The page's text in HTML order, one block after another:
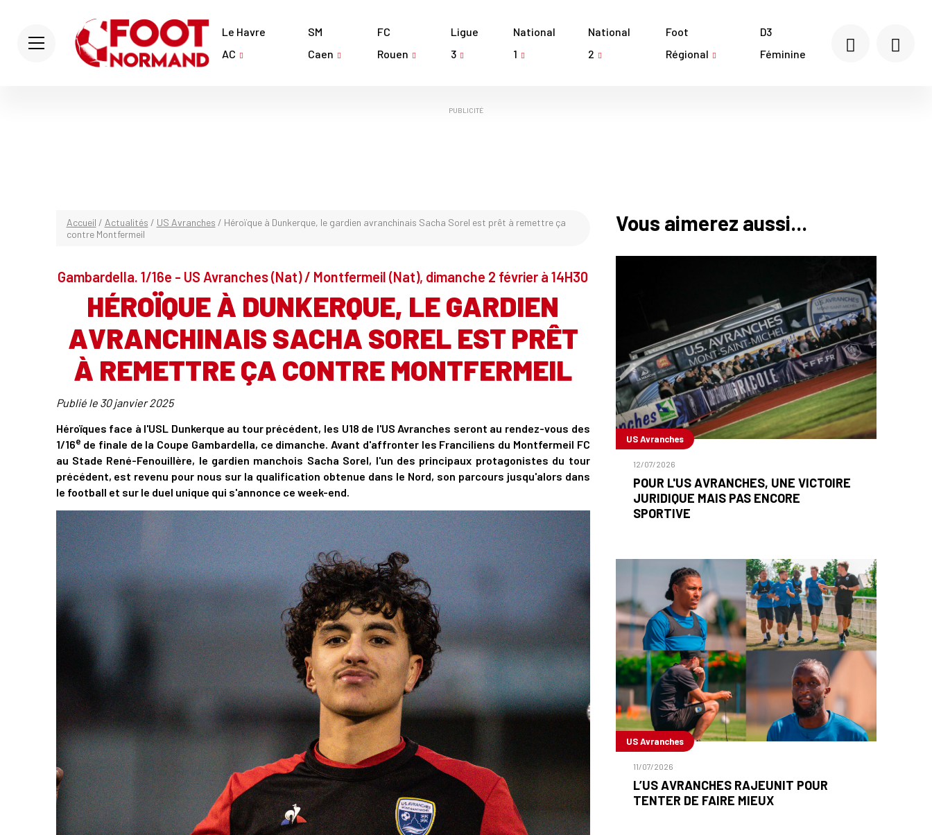
Le Havre
AC
SM
Caen
FC
Rouen
Ligue
3
National
1
National
2
Foot
Régional
D3
Féminine
PUBLICITÉ
Accueil / Actualités / US Avranches / Héroïque à Dunkerque, le gardien avranchinais Sacha Sorel est prêt à remettre ça
contre Montfermeil
Gambardella. 1/16e - US Avranches (Nat) / Montfermeil (Nat), dimanche 2 février à 14H30
HÉROÏQUE À DUNKERQUE, LE GARDIEN
AVRANCHINAIS SACHA SOREL EST PRÊT
À REMETTRE ÇA CONTRE MONTFERMEIL
Publié le 30 janvier 2025
Héroïques face à l'USL Dunkerque au tour précédent, les U18 de l'US Avranches seront au rendez-vous des
1/16e de finale de la Coupe Gambardella, ce dimanche. Avant d'affronter les Franciliens du Montfermeil FC
au Stade René-Fenouillère, le gardien manchois Sacha Sorel, l'un des principaux protagonistes du tour
précédent, est revenu pour nous sur la qualification obtenue dans le Nord, son parcours jusqu'alors dans
le football et sur le duel unique qui s'annonce ce week-end.
Vous aimerez aussi...
US Avranches
12/07/2026
POUR L'US AVRANCHES, UNE VICTOIRE
JURIDIQUE MAIS PAS ENCORE
SPORTIVE
US Avranches
11/07/2026
L’US AVRANCHES RAJEUNIT POUR
TENTER DE FAIRE MIEUX